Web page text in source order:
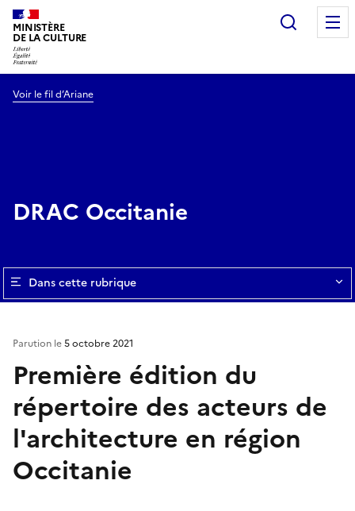
MINISTÈRE
DE LA CULTURE
Voir le fil d’Ariane
DRAC Occitanie
Dans cette rubrique
Première édition du
répertoire des acteurs de
l'architecture en région
Occitanie
Parution le5 octobre 2021